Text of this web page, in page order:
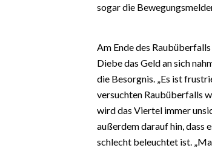
sogar die
Am Ende des
Diebe das Geld an sich
die Besorgnis. „Es ist
versuchten Raubüberfalls
wird das Viertel immer
außerdem darauf hin, dass
schlecht beleuchtet ist.